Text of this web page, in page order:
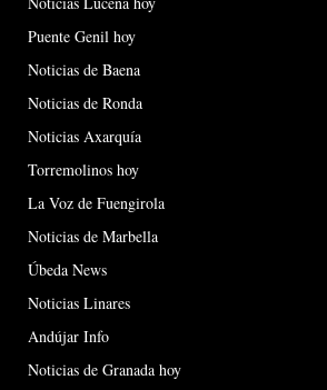
Puente Genil hoy
Noticias de Baena
Noticias de Ronda
Noticias Axarquía
Torremolinos hoy
La Voz de Fuengirola
Noticias de Marbella
Úbeda News
Noticias Linares
Andújar Info
Noticias de Granada hoy